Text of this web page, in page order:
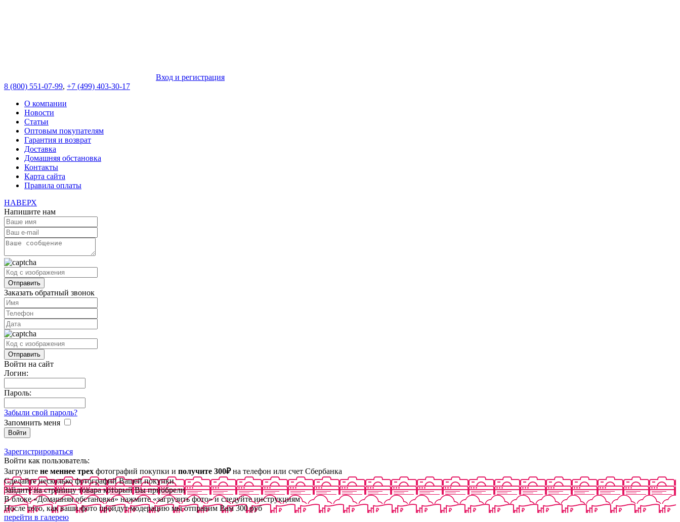
Вход и регистрация
8 (800) 551-07-99, +7 (499) 403-30-17
О компании
Новости
Статьи
Оптовым покупателям
Гарантия и возврат
Доставка
Домашняя обстановка
Контакты
Карта сайта
Правила оплаты
НАВЕРХ
Напишите нам
Заказать обратный звонок
Войти на сайт
Логин:
Пароль:
Забыли свой пароль?
Запомнить меня
Зарегистрироваться
Войти как пользователь:
Загрузите не меннее трех фотографий покупки и получите 300₽на телефон или счет Сбербанка
Сделайте несколько фотографий Вашей покупки
Зайдите на страницу товара который Вы приобрели
В блоке «Домашняя обстановка» нажмите «загрузить фото» и следуйте инструкциям
После того, как ваши фото пройдут модерацию мы отправим Вам 300 руб
перейти в галерею